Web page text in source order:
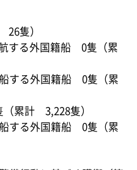
隻）
する外国籍船 0隻（累
する外国籍船 0隻（累
累計 3,228隻）
する外国籍船 0隻（累